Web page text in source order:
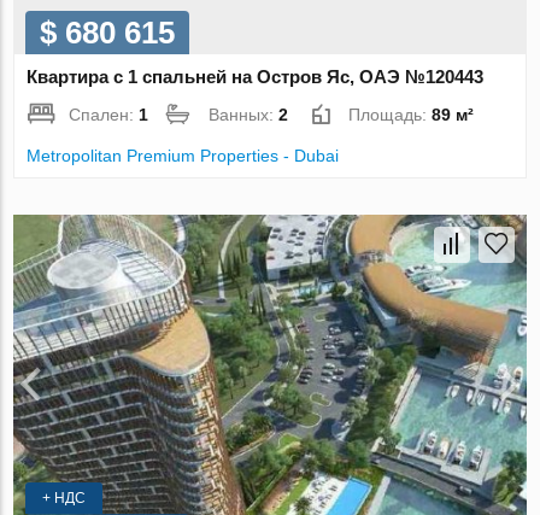
$ 680 615
Квартира с 1 спальней на Остров Яс, ОАЭ №120443
Спален: 1 Ванных:2 Площадь:89 м²
Metropolitan Premium Properties - Dubai
+ НДС